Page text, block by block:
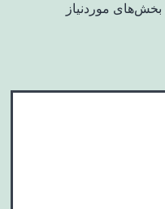
بخش‌های موردنیاز